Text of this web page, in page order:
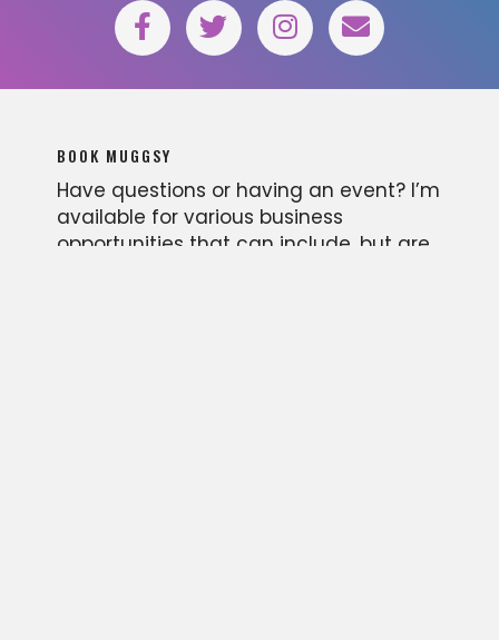
BOOK MUGGSY
Have questions or having an event? I’m
available for various business
opportunities that can include, but are